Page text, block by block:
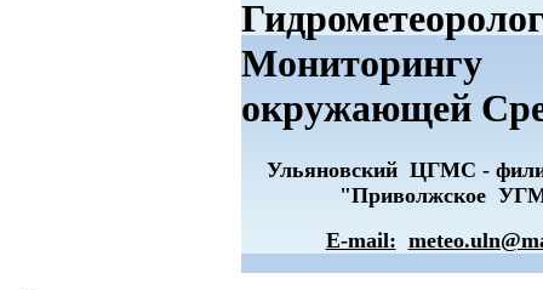
Мониторингу
окружающей
Ульяновский ЦГМС -
"Приволжское
E-mail: